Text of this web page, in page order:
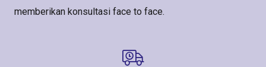
memberikan konsultasi face to face.